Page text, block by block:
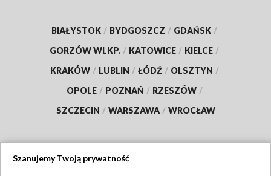
BIAŁYSTOK / BYDGOSZCZ / GDAŃSK /
GORZÓW WLKP. / KATOWICE / KIELCE /
KRAKÓW / LUBLIN / ŁÓDŹ / OLSZTYN /
OPOLE / POZNAŃ / RZESZÓW /
SZCZECIN / WARSZAWA / WROCŁAW
Szanujemy Twoją prywatność